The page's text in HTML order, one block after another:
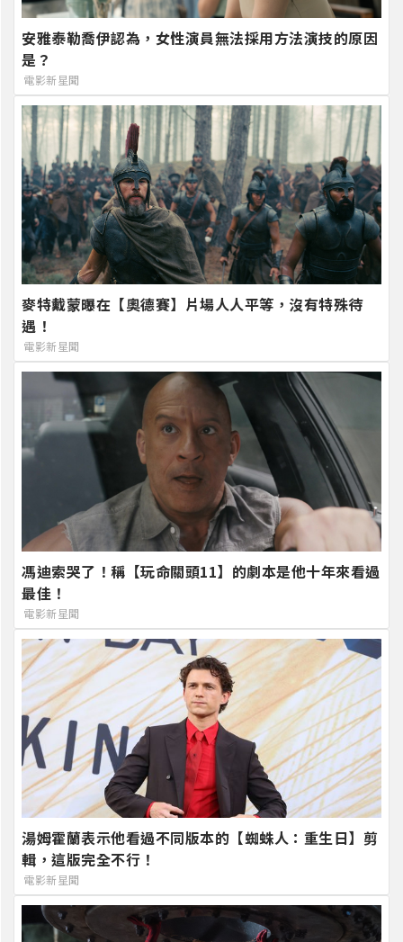
安雅泰勒喬伊認為，女性演員無法採用方法演技的原因
是？
電影新星聞
麥特戴蒙曝在【奧德賽】片場人人平等，沒有特殊待
遇！
電影新星聞
馮迪索哭了！稱【玩命關頭11】的劇本是他十年來看過
最佳！
電影新星聞
湯姆霍蘭表示他看過不同版本的【蜘蛛人：重生日】剪
輯，這版完全不行！
電影新星聞